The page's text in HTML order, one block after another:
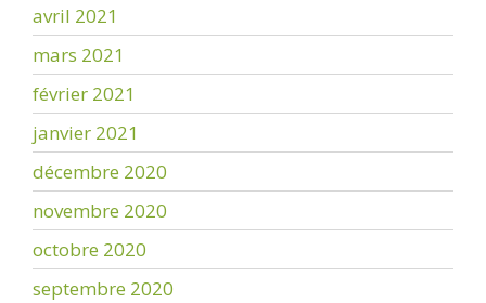
avril 2021
mars 2021
février 2021
janvier 2021
décembre 2020
novembre 2020
octobre 2020
septembre 2020